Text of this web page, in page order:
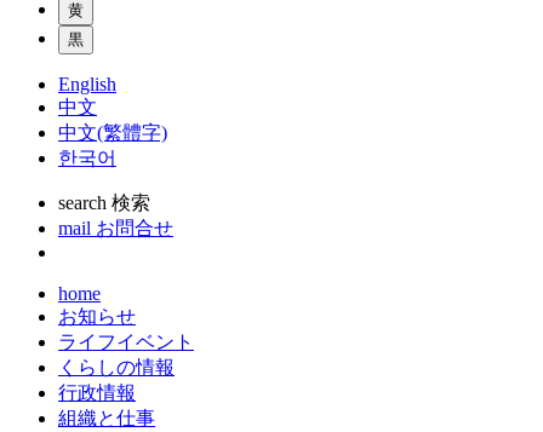
黄
黒
English
中文
中文(繁體字)
한국어
search 検索
mail お問合せ
home
お知らせ
ライフイベント
くらしの情報
行政情報
組織と仕事